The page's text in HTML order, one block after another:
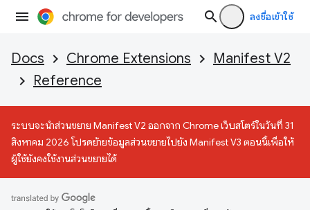
ลงชื่อเข้าใช้
Docs Chrome Extensions
Manifest V2
Reference
ระบบจะนำส่วนขยาย Manifest V2 ออกจาก Chrome เว็บสโตร์ในวันที่ 31
สิงหาคม 2026 โปรดย้ายข้อมูลส่วนขยายไปยัง Manifest V3 ตอนนี้เพื่อให้
ผู้ใช้ยังคงใช้งานส่วนขยายได้